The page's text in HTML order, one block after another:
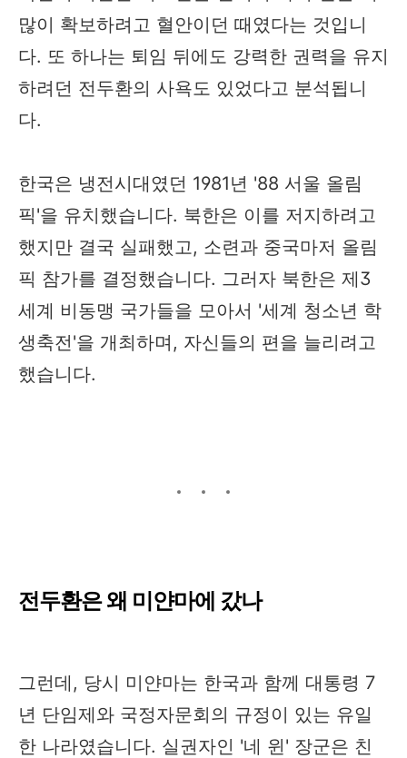
많이 확보하려고 혈안이던 때였다는 것입니
다. 또 하나는 퇴임 뒤에도 강력한 권력을 유지
하려던 전두환의 사욕도 있었다고 분석됩니
다.
한국은 냉전시대였던 1981년 '88 서울 올림
픽'을 유치했습니다. 북한은 이를 저지하려고
했지만 결국 실패했고, 소련과 중국마저 올림
픽 참가를 결정했습니다. 그러자 북한은 제3
세계 비동맹 국가들을 모아서 '세계 청소년 학
생축전'을 개최하며, 자신들의 편을 늘리려고
했습니다.
전두환은 왜 미얀마에 갔나
그런데, 당시 미얀마는 한국과 함께 대통령 7
년 단임제와 국정자문회의 규정이 있는 유일
한 나라였습니다. 실권자인 '네 윈' 장군은 친